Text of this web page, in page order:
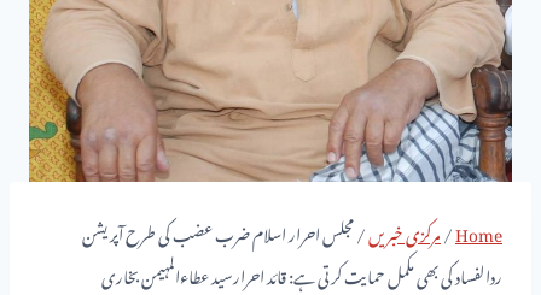
Home
/مرکزی خبریں/مجلس احرار اسلام ضرب عضب کی طرح آپریشن
ردالفساد کی بھی مکمل حمایت کرتی ہے: قائد احرارسید عطاءالمہیمن بخاری